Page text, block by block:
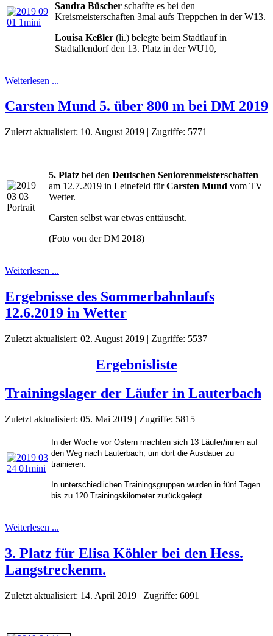
Sandra Büscher schaffte es bei den
Kreismeisterschaften 3mal aufs Treppchen in der W13.
Louisa Keßler (li.) belegte beim Stadtlauf in
Stadtallendorf den 13. Platz in der WU10,
Weiterlesen ...
Carsten Mund 5. über 800 m bei DM 2019
Zuletzt aktualisiert: 10. August 2019 | Zugriffe: 5771
5. Platz bei den Deutschen Seniorenmeisterschaften
am 12.7.2019 in Leinefeld fürCarsten Mund vom TV
Wetter.
Carsten selbst war etwas enttäuscht.
(Foto von der DM 2018)
Weiterlesen ...
Ergebnisse des Sommerbahnlaufs
12.6.2019 in Wetter
Zuletzt aktualisiert: 02. August 2019 | Zugriffe: 5537
Ergebnisliste
Trainingslager der Läufer in Lauterbach
Zuletzt aktualisiert: 05. Mai 2019 | Zugriffe: 5815
In der Woche vor Ostern machten sich 13 Läufer/innen auf
den Weg nach Lauterbach, um dort die Ausdauer zu
trainieren.
In unterschiedlichen Trainingsgruppen wurden in fünf Tagen
bis zu 120 Trainingskilometer zurückgelegt.
Weiterlesen ...
3. Platz für Elisa Köhler bei den Hess.
Langstreckenm.
Zuletzt aktualisiert: 14. April 2019 | Zugriffe: 6091